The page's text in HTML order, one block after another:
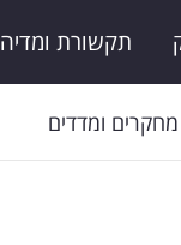
תקשורת ומדיה
מחקרים ומדדים